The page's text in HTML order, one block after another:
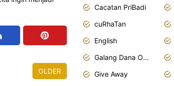
OLDER
Cacatan PriBadi
cuRhaTan
English
Galang Dana Online
Give Away